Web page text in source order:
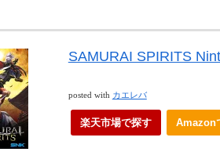
SAMURAI SPIRITS
posted with カエレバ
楽天市場で探す Amazon